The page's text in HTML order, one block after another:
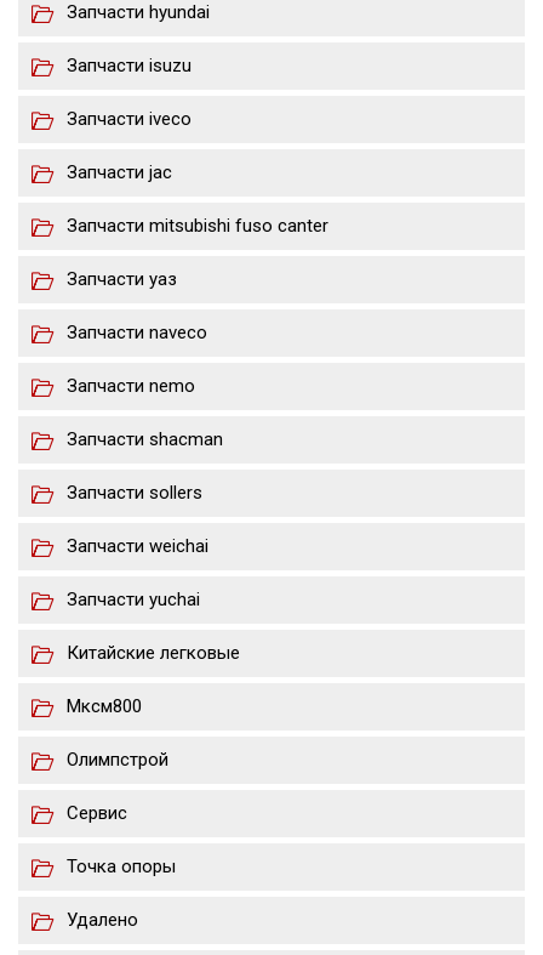
Запчасти hyundai
Запчасти isuzu
Запчасти iveco
Запчасти jac
Запчасти mitsubishi fuso canter
Запчасти уаз
Запчасти naveco
Запчасти nemo
Запчасти shacman
Запчасти sollers
Запчасти weichai
Запчасти yuchai
Китайские легковые
Мксм800
Олимпстрой
Сервис
Точка опоры
Удалено